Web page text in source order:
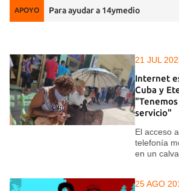
APOYO Para ayudar a 14ymedio
21 JUL
Internet
Cuba y
servicio"
El acceso
telefonía
en un
25 AGO